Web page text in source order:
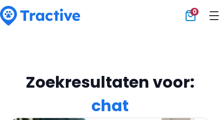
0
Zoekresultaten voor:
chat